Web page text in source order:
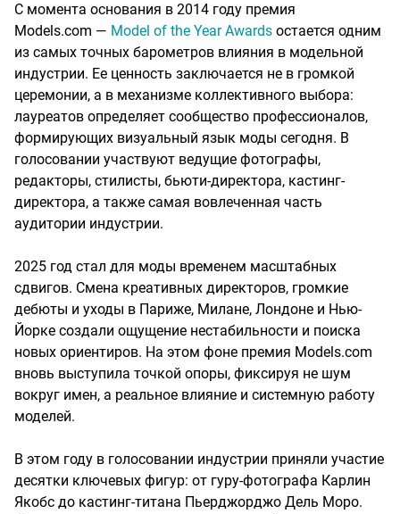
С момента основания в 2014 году премия
Models.com — Model of the Year Awards остается одним
из самых точных барометров влияния в модельной
индустрии. Ее ценность заключается не в громкой
церемонии, а в механизме коллективного выбора:
лауреатов определяет сообщество профессионалов,
формирующих визуальный язык моды сегодня. В
голосовании участвуют ведущие фотографы,
редакторы, стилисты, бьюти-директора, кастинг-
директора, а также самая вовлеченная часть
аудитории индустрии.
2025 год стал для моды временем масштабных
сдвигов. Смена креативных директоров, громкие
дебюты и уходы в Париже, Милане, Лондоне и Нью-
Йорке создали ощущение нестабильности и поиска
новых ориентиров. На этом фоне премия Models.com
вновь выступила точкой опоры, фиксируя не шум
вокруг имен, а реальное влияние и системную работу
моделей.
В этом году в голосовании индустрии приняли участие
десятки ключевых фигур: от гуру-фотографа Карлин
Якобс до кастинг-титана Пьерджорджо Дель Моро.